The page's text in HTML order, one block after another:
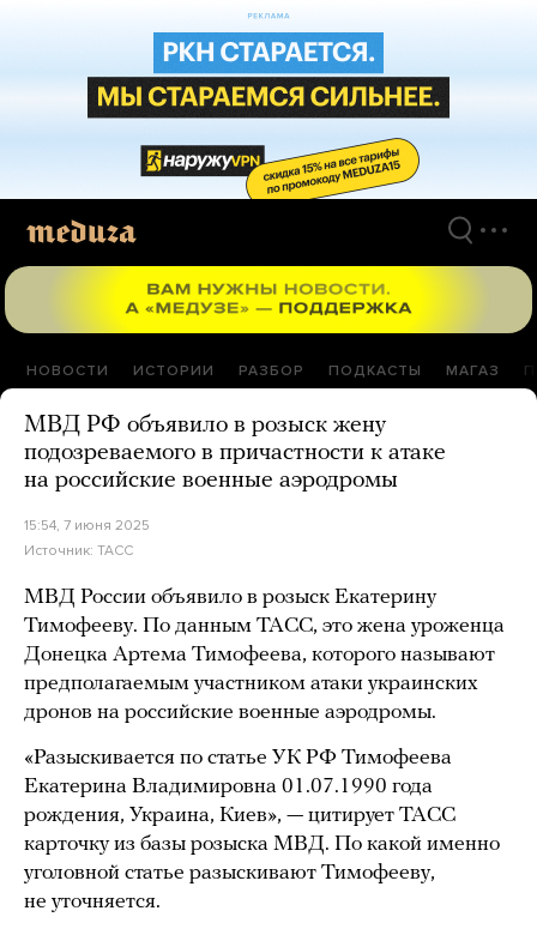
НОВОСТИ ИСТОРИИ РАЗБОР ПОДКАСТЫ МАГАЗ
МВД РФ объявило в розыск жену
подозреваемого в причастности к атаке
на российские военные аэродромы
15:54, 7 июня 2025
Источник: ТАСС
МВД России объявило в розыск Екатерину
Тимофееву. По данным ТАСС, это жена уроженца
Донецка Артема Тимофеева, которого называют
предполагаемым участником атаки украинских
дронов на российские военные аэродромы.
«Разыскивается по статье УК РФ Тимофеева
Екатерина Владимировна 01.07.1990 года
рождения, Украина, Киев», — цитирует ТАСС
карточку из базы розыска МВД. По какой именно
уголовной статье разыскивают Тимофееву,
не уточняется.